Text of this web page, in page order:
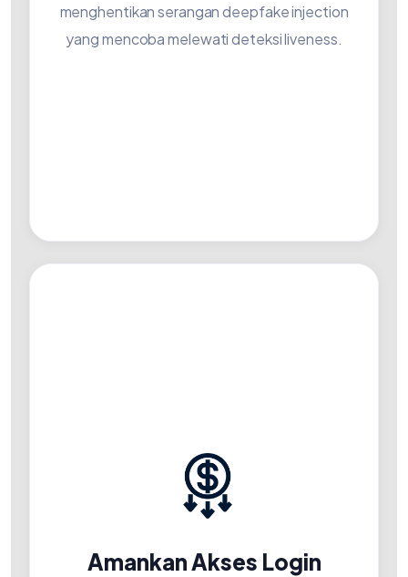
menghentikan serangan deepfake injection
yang mencoba melewati deteksi liveness.
Amankan Akses Login